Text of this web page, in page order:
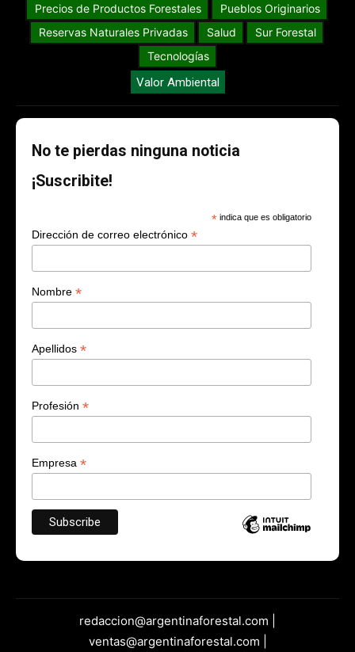
Precios de Productos Forestales
Pueblos Originarios
Reservas Naturales Privadas
Salud
Sur Forestal
Tecnologías
Valor Ambiental
No te pierdas ninguna noticia
¡Suscribite!
* indica que es obligatorio
Dirección de correo electrónico *
Nombre *
Apellidos *
Profesión *
Empresa *
redaccion@argentinaforestal.com |
ventas@argentinaforestal.com |